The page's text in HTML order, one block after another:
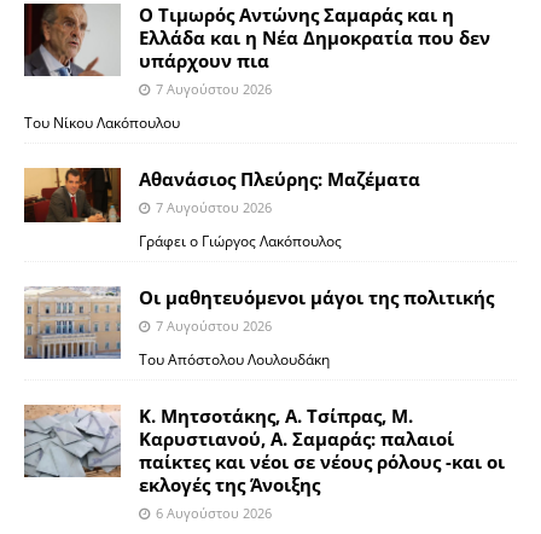
Ο Τιμωρός Αντώνης Σαμαράς και η
Ελλάδα και η Νέα Δημοκρατία που δεν
υπάρχουν πια
7 Αυγούστου 2026
Του Νίκου Λακόπουλου
Αθανάσιος Πλεύρης: Μαζέματα
7 Αυγούστου 2026
Γράφει ο Γιώργος Λακόπουλος
Οι μαθητευόμενοι μάγοι της πολιτικής
7 Αυγούστου 2026
Του Απόστολου Λουλουδάκη
Κ. Μητσοτάκης, Α. Τσίπρας, Μ.
Καρυστιανού, Α. Σαμαράς: παλαιοί
παίκτες και νέοι σε νέους ρόλους -και οι
εκλογές της Άνοιξης
6 Αυγούστου 2026